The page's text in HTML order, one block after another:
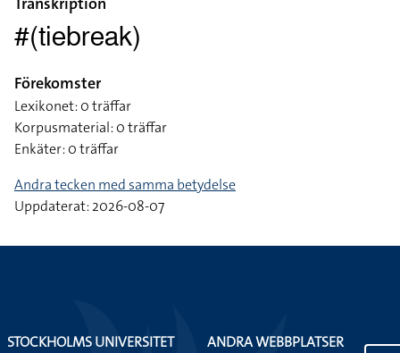
#(tiebreak)
Förekomster
Lexikonet: 0 träffar
Korpusmaterial: 0 träffar
Enkäter: 0 träffar
Andra tecken med samma betydelse
Uppdaterat: 2026-08-07
STOCKHOLMS UNIVERSITET
ANDRA WEBBPLATSER